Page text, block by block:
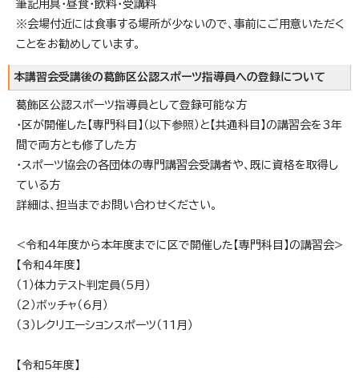
筆記用具・昼食・飲料・受講料
※会場付近には食事する場所が少ないので、事前にご用意いただく
ことをお勧めしています。
本講習会受講後の葛飾区公認スポーツ指導員への登録について
葛飾区公認スポーツ指導員として登録可能な方
・区が開催した【専門科目】（以下参照）と【共通科目】の講習会を3年
間で両方とも修了した方
・スポーツ協会の各団体の専門講習会受講者や、既に資格を取得し
ている方
詳細は、担当までお問い合わせください。
<令和4年度から本年度までに区で開催した【専門科目】の講習会>
【令和4年度】
（1）体力テスト判定員（5月）
（2）ボッチャ（6月）
（3）レクリエーションスポーツ（11月）
【令和5年度】